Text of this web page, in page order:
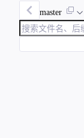
master